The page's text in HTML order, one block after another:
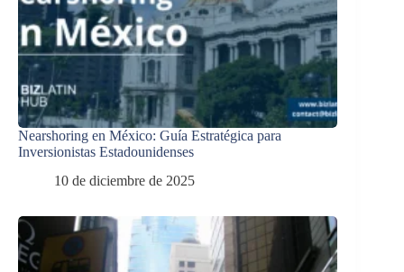
Nearshoring en México: Guía Estratégica para
Inversionistas Estadounidenses
10 de diciembre de 2025